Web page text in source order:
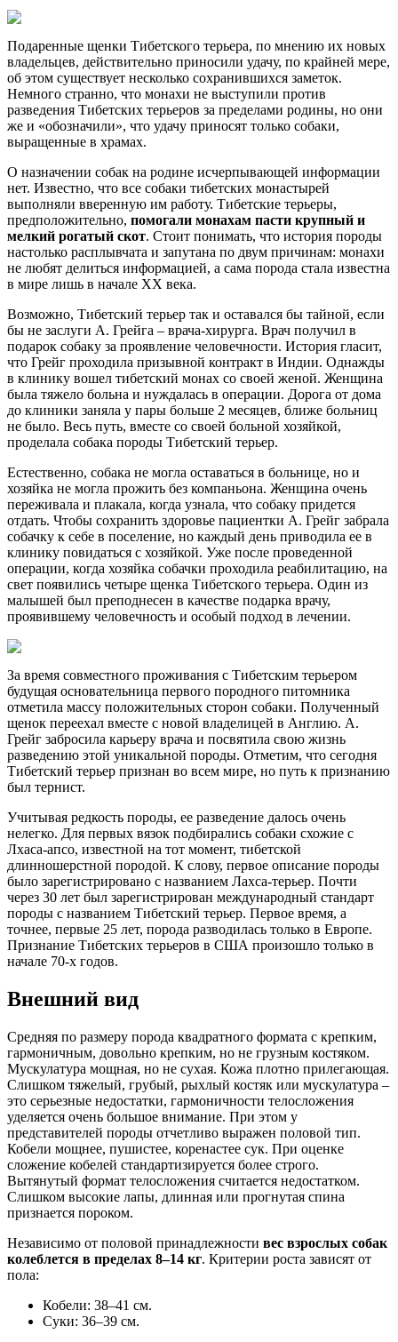
Подаренные щенки Тибетского терьера, по мнению их новых
владельцев, действительно приносили удачу, по крайней мере,
об этом существует несколько сохранившихся заметок.
Немного странно, что монахи не выступили против
разведения Тибетских терьеров за пределами родины, но они
же и «обозначили», что удачу приносят только собаки,
выращенные в храмах.
О назначении собак на родине исчерпывающей информации
нет. Известно, что все собаки тибетских монастырей
выполняли вверенную им работу. Тибетские терьеры,
предположительно, помогали монахам пасти крупный и
мелкий рогатый скот. Стоит понимать, что история породы
настолько расплывчата и запутана по двум причинам: монахи
не любят делиться информацией, а сама порода стала известна
в мире лишь в начале XX века.
Возможно, Тибетский терьер так и оставался бы тайной, если
бы не заслуги А. Грейга – врача-хирурга. Врач получил в
подарок собаку за проявление человечности. История гласит,
что Грейг проходила призывной контракт в Индии. Однажды
в клинику вошел тибетский монах со своей женой. Женщина
была тяжело больна и нуждалась в операции. Дорога от дома
до клиники заняла у пары больше 2 месяцев, ближе больниц
не было. Весь путь, вместе со своей больной хозяйкой,
проделала собака породы Тибетский терьер.
Естественно, собака не могла оставаться в больнице, но и
хозяйка не могла прожить без компаньона. Женщина очень
переживала и плакала, когда узнала, что собаку придется
отдать. Чтобы сохранить здоровье пациентки А. Грейг забрала
собачку к себе в поселение, но каждый день приводила ее в
клинику повидаться с хозяйкой. Уже после проведенной
операции, когда хозяйка собачки проходила реабилитацию, на
свет появились четыре щенка Тибетского терьера. Один из
малышей был преподнесен в качестве подарка врачу,
проявившему человечность и особый подход в лечении.
За время совместного проживания с Тибетским терьером
будущая основательница первого породного питомника
отметила массу положительных сторон собаки. Полученный
щенок переехал вместе с новой владелицей в Англию. А.
Грейг забросила карьеру врача и посвятила свою жизнь
разведению этой уникальной породы. Отметим, что сегодня
Тибетский терьер признан во всем мире, но путь к признанию
был тернист.
Учитывая редкость породы, ее разведение далось очень
нелегко. Для первых вязок подбирались собаки схожие с
Лхаса-апсо, известной на тот момент, тибетской
длинношерстной породой. К слову, первое описание породы
было зарегистрировано с названием Лахса-терьер. Почти
через 30 лет был зарегистрирован международный стандарт
породы с названием Тибетский терьер. Первое время, а
точнее, первые 25 лет, порода разводилась только в Европе.
Признание Тибетских терьеров в США произошло только в
начале 70-х годов.
Внешний вид
Средняя по размеру порода квадратного формата с крепким,
гармоничным, довольно крепким, но не грузным костяком.
Мускулатура мощная, но не сухая. Кожа плотно прилегающая.
Слишком тяжелый, грубый, рыхлый костяк или мускулатура –
это серьезные недостатки, гармоничности телосложения
уделяется очень большое внимание. При этом у
представителей породы отчетливо выражен половой тип.
Кобели мощнее, пушистее, коренастее сук. При оценке
сложение кобелей стандартизируется более строго.
Вытянутый формат телосложения считается недостатком.
Слишком высокие лапы, длинная или прогнутая спина
признается пороком.
Независимо от половой принадлежности вес взрослых собак
колеблется в пределах 8–14 кг. Критерии роста зависят от
пола:
Кобели: 38–41 см.
Суки: 36–39 см.